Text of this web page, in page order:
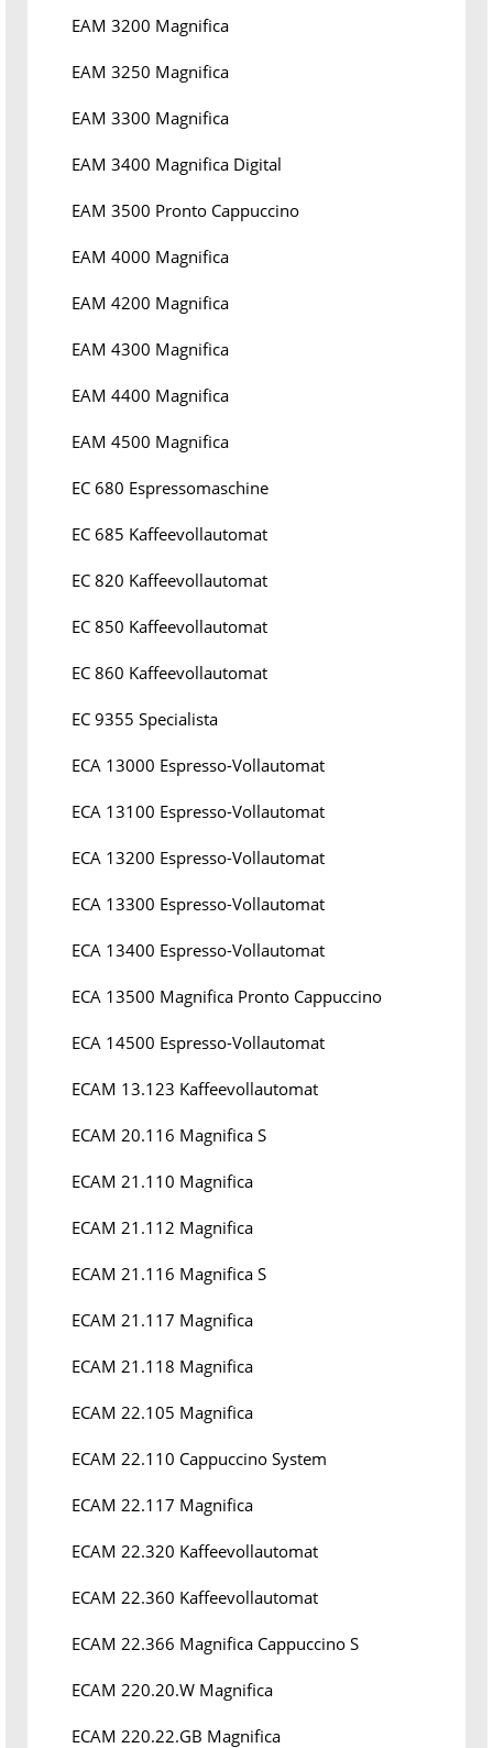
EAM 3200 Magnifica
EAM 3250 Magnifica
EAM 3300 Magnifica
EAM 3400 Magnifica Digital
EAM 3500 Pronto Cappuccino
EAM 4000 Magnifica
EAM 4200 Magnifica
EAM 4300 Magnifica
EAM 4400 Magnifica
EAM 4500 Magnifica
EC 680 Espressomaschine
EC 685 Kaffeevollautomat
EC 820 Kaffeevollautomat
EC 850 Kaffeevollautomat
EC 860 Kaffeevollautomat
EC 9355 Specialista
ECA 13000 Espresso-Vollautomat
ECA 13100 Espresso-Vollautomat
ECA 13200 Espresso-Vollautomat
ECA 13300 Espresso-Vollautomat
ECA 13400 Espresso-Vollautomat
ECA 13500 Magnifica Pronto Cappuccino
ECA 14500 Espresso-Vollautomat
ECAM 13.123 Kaffeevollautomat
ECAM 20.116 Magnifica S
ECAM 21.110 Magnifica
ECAM 21.112 Magnifica
ECAM 21.116 Magnifica S
ECAM 21.117 Magnifica
ECAM 21.118 Magnifica
ECAM 22.105 Magnifica
ECAM 22.110 Cappuccino System
ECAM 22.117 Magnifica
ECAM 22.320 Kaffeevollautomat
ECAM 22.360 Kaffeevollautomat
ECAM 22.366 Magnifica Cappuccino S
ECAM 220.20.W Magnifica
ECAM 220.22.GB Magnifica